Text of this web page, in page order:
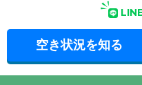
空き状況を知る